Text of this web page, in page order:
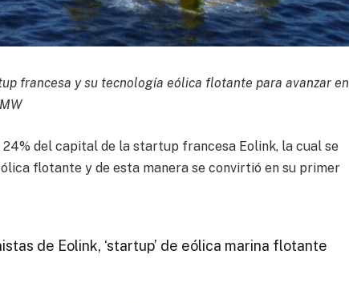
francesa y su tecnología eólica flotante para avanzar en
24% del capital de la startup francesa Eolink, la cual se
flotante y de esta manera se convirtió en su primer
de Eolink, ‘startup’ de eólica marina flotante